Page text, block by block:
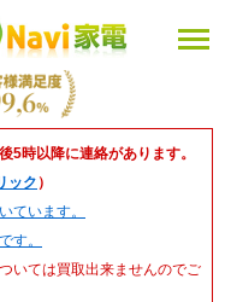
5時以降に連絡があります。
ック ）
ています。
す。
いては買取出来ませんのでご